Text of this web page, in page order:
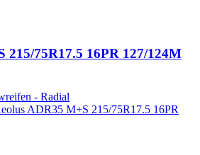
215/75R17.5 16PR 127/124M
- Radial